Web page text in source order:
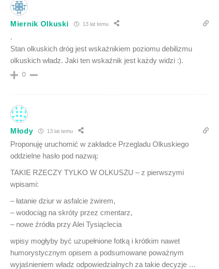
Miernik Olkuski 13 lat temu
.
Stan olkuskich dróg jest wskaźnikiem poziomu debilizmu
olkuskich władz. Jaki ten wskaźnik jest każdy widzi :).
0
Młody 13 lat temu
Proponuję uruchomić w zakładce Przegladu Olkuskiego
oddzielne hasło pod nazwą:
TAKIE RZECZY TYLKO W OLKUSZU – z pierwszymi
wpisami:
– łatanie dziur w asfalcie żwirem,
– wodociąg na skróty przez cmentarz,
– nowe źródła przy Alei Tysiąclecia
wpisy mogłyby być uzupełnione fotką i krótkim nawet
humorystycznym opisem a podsumowane poważnym
wyjaśnieniem władz odpowiedzialnych za takie decyzje …